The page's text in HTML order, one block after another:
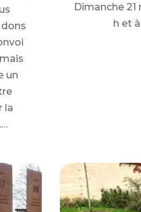
un
la
Dimanche 21
h et